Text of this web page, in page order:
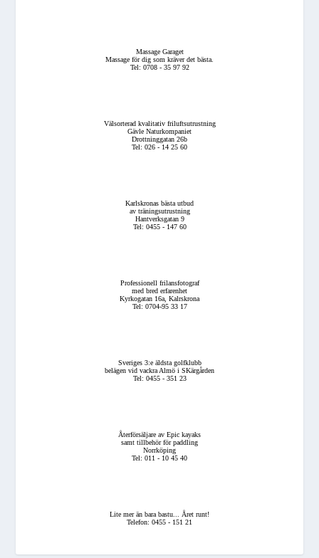
Massage Garaget
Massage för dig som kräver det bästa.
Tel: 0708 - 35 97 92
Välsorterad kvalitativ friluftsutrustning
Gävle Naturkompaniet
Drottninggatan 26b
Tel: 026 - 14 25 60
Karlskronas bästa utbud
av träningsutrustning
Hantverksgatan 9
Tel: 0455 - 147 60
Professionell frilansfotograf
med bred erfarenhet
Kyrkogatan 16a, Kalrskrona
Tel: 0704-95 33 17
Sveriges 3:e äldsta golfklubb
belägen vid vackra Almö i SKärgården
Tel: 0455 - 351 23
Återförsäljare av Epic kayaks
samt tillbehör för paddling
Norrköping
Tel: 011 - 10 45 40
Lite mer än bara bastu... Året runt!
Telefon: 0455 - 151 21